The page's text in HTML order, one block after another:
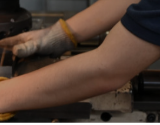
Processed Steel Products
of Mold Materials